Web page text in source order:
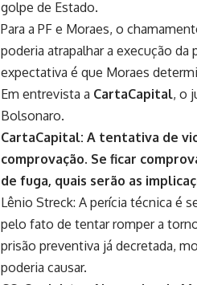
golpe de Estado.
Para a PF e Moraes, o
poderia atrapalhar a execução
expectativa é que Moraes
Em entrevista a CartaCapital, o
Bolsonaro.
CartaCapital: A tentativa de
comprovação. Se ficar
de fuga, quais serão as
Lênio Streck: A perícia técnica é
pelo fato de tentar romper a
prisão preventiva já decretada,
poderia causar.